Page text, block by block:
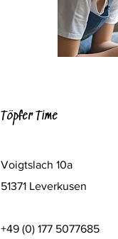
Töpfer Time
Voigtslach 10a
51371 Leverkusen
+49 (0) 177 5077685